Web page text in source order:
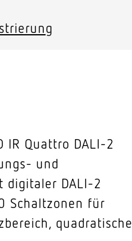
IR Quattro DALI-2
und
digitaler DALI-2
Schaltzonen für
quadratische